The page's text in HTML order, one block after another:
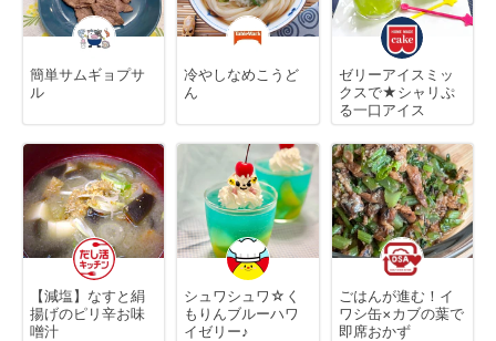
簡単サムギョプサ
ル
冷やしなめこうど
ん
ゼリーアイスミッ
クスで★シャリぷ
る一口アイス
【減塩】なすと絹
揚げのピリ辛お味
噌汁
シュワシュワ☆く
もりんブルーハワ
イゼリー♪
ごはんが進む！イ
ワシ缶×カブの葉で
即席おかず